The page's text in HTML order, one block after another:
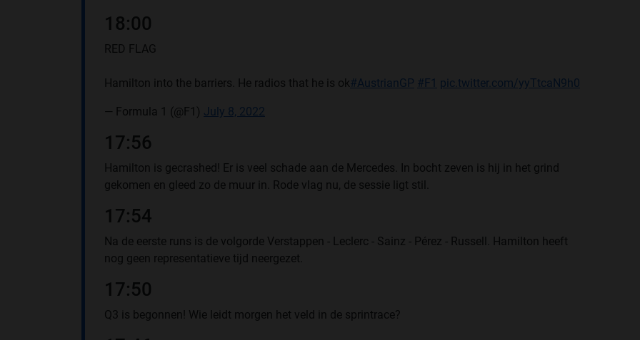
18:00
RED FLAG
Hamilton into the barriers. He radios that he is ok#AustrianGP #F1 pic.twitter.com/yyTtcaN9h0
— Formula 1 (@F1) July 8, 2022
17:56
Hamilton is gecrashed! Er is veel schade aan de Mercedes. In bocht zeven is hij in het grind
gekomen en gleed zo de muur in. Rode vlag nu, de sessie ligt stil.
17:54
Na de eerste runs is de volgorde Verstappen - Leclerc - Sainz - Pérez - Russell. Hamilton heeft
nog geen representatieve tijd neergezet.
17:50
Q3 is begonnen! Wie leidt morgen het veld in de sprintrace?